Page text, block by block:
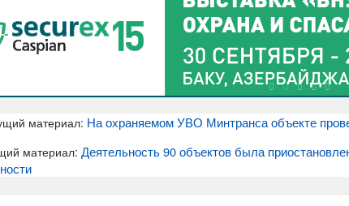
материал: На охраняемом УВО Минтранса объекте
материал: Деятельность 90 объектов была